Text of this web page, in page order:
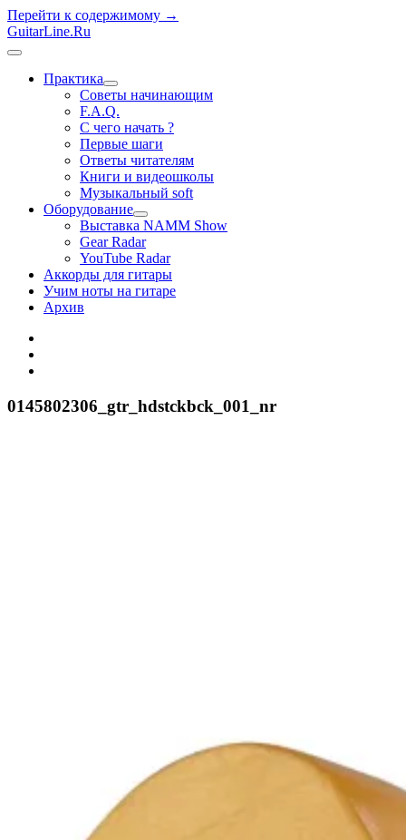
Перейти к содержимому →
GuitarLine.Ru
открыть
Практика
открыть
меню
Советы начинающим
F.A.Q.
С чего начать ?
Первые шаги
Ответы читателям
Книги и видеошколы
Музыкальный soft
Оборудование
открыть
меню
Выставка NAMM Show
Gear Radar
YouTube Radar
Аккорды для гитары
Учим ноты на гитаре
Архив
0145802306_gtr_hdstckbck_001_nr